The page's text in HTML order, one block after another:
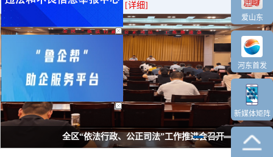
爱山东
河东首发
新媒体矩阵
[详细]
全区“依法行政、公正司法”工作推进会召开